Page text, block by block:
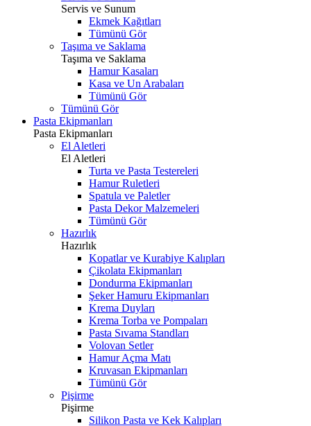
Servis ve Sunum
Ekmek Kağıtları
Tümünü Gör
Taşıma ve Saklama
Taşıma ve Saklama
Hamur Kasaları
Kasa ve Un Arabaları
Tümünü Gör
Tümünü Gör
Pasta Ekipmanları
Pasta Ekipmanları
El Aletleri
El Aletleri
Turta ve Pasta Testereleri
Hamur Ruletleri
Spatula ve Paletler
Pasta Dekor Malzemeleri
Tümünü Gör
Hazırlık
Hazırlık
Kopatlar ve Kurabiye Kalıpları
Çikolata Ekipmanları
Dondurma Ekipmanları
Şeker Hamuru Ekipmanları
Krema Duyları
Krema Torba ve Pompaları
Pasta Sıvama Standları
Volovan Setler
Hamur Açma Matı
Kruvasan Ekipmanları
Tümünü Gör
Pişirme
Pişirme
Silikon Pasta ve Kek Kalıpları